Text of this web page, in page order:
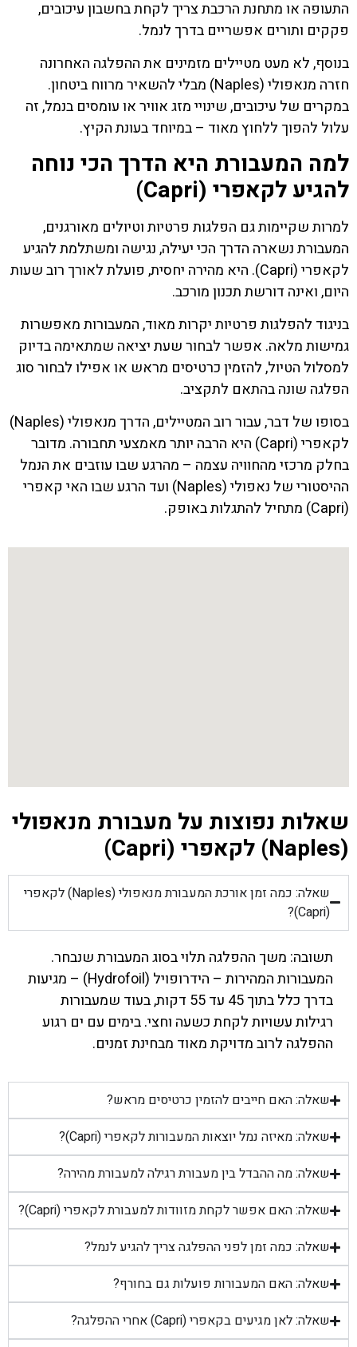
התעופה או מתחנת הרכבת צריך לקחת בחשבון עיכובים,
פקקים ותורים אפשריים בדרך לנמל.
בנוסף, לא מעט מטיילים מזמינים את ההפלגה האחרונה
חזרה מנאפולי (Naples) מבלי להשאיר מרווח ביטחון.
במקרים של עיכובים, שינויי מזג אוויר או עומסים בנמל, זה
עלול להפוך ללחוץ מאוד – במיוחד בעונת הקיץ.
למה המעבורת היא הדרך הכי נוחה
להגיע לקאפרי (Capri)
למרות שקיימות גם הפלגות פרטיות וטיולים מאורגנים,
המעבורת נשארה הדרך הכי יעילה, נגישה ומשתלמת להגיע
לקאפרי (Capri). היא מהירה יחסית, פועלת לאורך רוב שעות
היום, ואינה דורשת תכנון מורכב.
בניגוד להפלגות פרטיות יקרות מאוד, המעבורות מאפשרות
גמישות מלאה. אפשר לבחור שעת יציאה שמתאימה בדיוק
למסלול הטיול, להזמין כרטיסים מראש או אפילו לבחור סוג
הפלגה שונה בהתאם לתקציב.
בסופו של דבר, עבור רוב המטיילים, הדרך מנאפולי (Naples)
לקאפרי (Capri) היא הרבה יותר מאמצעי תחבורה. מדובר
בחלק מרכזי מהחוויה עצמה – מהרגע שבו עוזבים את הנמל
ההיסטורי של נאפולי (Naples) ועד הרגע שבו האי קאפרי
(Capri) מתחיל להתגלות באופק.
שאלות נפוצות על מעבורת מנאפולי
(Naples) לקאפרי (Capri)
שאלה: כמה זמן אורכת המעבורת מנאפולי (Naples) לקאפרי
(Capri)?
תשובה: משך ההפלגה תלוי בסוג המעבורת שנבחר.
המעבורות המהירות – הידרופויל (Hydrofoil) – מגיעות
בדרך כלל בתוך 45 עד 55 דקות, בעוד שמעבורות
רגילות עשויות לקחת כשעה וחצי. בימים עם ים רגוע
ההפלגה לרוב מדויקת מאוד מבחינת זמנים.
שאלה: האם חייבים להזמין כרטיסים מראש?
שאלה: מאיזה נמל יוצאות המעבורות לקאפרי (Capri)?
שאלה: מה ההבדל בין מעבורת רגילה למעבורת מהירה?
שאלה: האם אפשר לקחת מזוודות למעבורת לקאפרי (Capri)?
שאלה: כמה זמן לפני ההפלגה צריך להגיע לנמל?
שאלה: האם המעבורות פועלות גם בחורף?
שאלה: לאן מגיעים בקאפרי (Capri) אחרי ההפלגה?